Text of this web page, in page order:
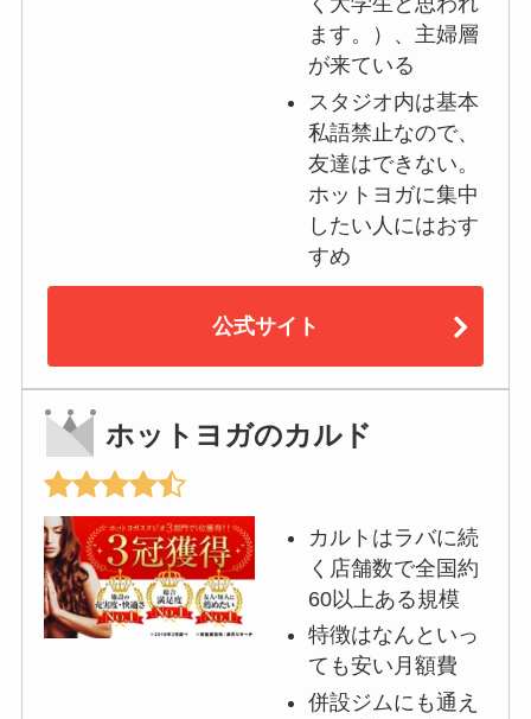
ます。）、主婦層
が来ている
スタジオ内は基本
私語禁止なので、
友達はできない。
ホットヨガに集中
したい人にはおす
すめ
公式サイト
ホットヨガのカルド
カルトはラバに続
く店舗数で全国約
60以上ある規模
特徴はなんといっ
ても安い月額費
併設ジムにも通え